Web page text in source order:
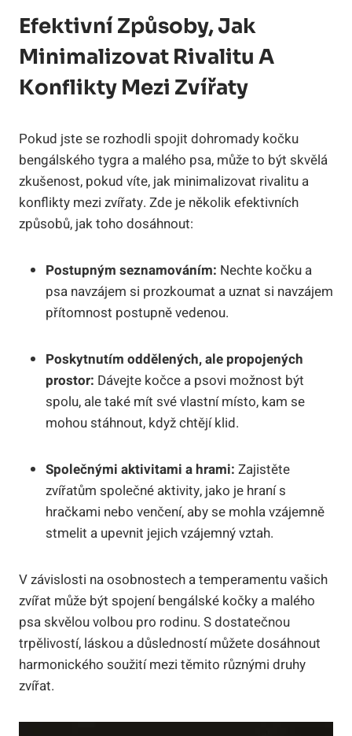
Efektivní Způsoby, Jak
Minimalizovat Rivalitu A
Konflikty Mezi Zvířaty
Pokud jste se rozhodli spojit dohromady kočku
bengálského tygra a malého psa, může to být skvělá
zkušenost, pokud víte, jak minimalizovat rivalitu a
konflikty mezi zvířaty. Zde je několik efektivních
způsobů, jak toho dosáhnout:
Postupným seznamováním: Nechte kočku a
psa navzájem si prozkoumat a uznat si navzájem
přítomnost postupně vedenou.
Poskytnutím oddělených, ale propojených
prostor: Dávejte kočce a psovi možnost být
spolu, ale také mít své vlastní místo, kam se
mohou stáhnout, když chtějí klid.
Společnými aktivitami a hrami: Zajistěte
zvířatům společné aktivity, jako je hraní s
hračkami nebo venčení, aby se mohla vzájemně
stmelit a upevnit jejich vzájemný vztah.
V závislosti na osobnostech a temperamentu vašich
zvířat může být spojení bengálské kočky a malého
psa skvělou volbou pro rodinu. S dostatečnou
trpělivostí, láskou a důsledností můžete dosáhnout
harmonického soužití mezi těmito různými druhy
zvířat.